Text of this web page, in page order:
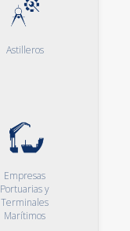
Astilleros
Empresas
Portuarias y
Terminales
Marítimos